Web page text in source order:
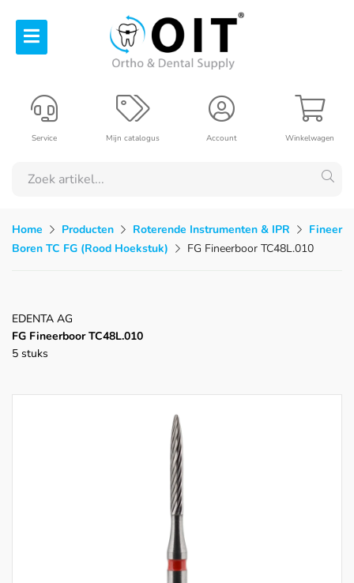
Winkelwagen
Account
Mijn catalogus
Service
Home Producten Roterende Instrumenten & IPR
Fineer
Boren TC FG (Rood Hoekstuk)
FG Fineerboor TC48L.010
EDENTA AG
FG Fineerboor TC48L.010
5 stuks